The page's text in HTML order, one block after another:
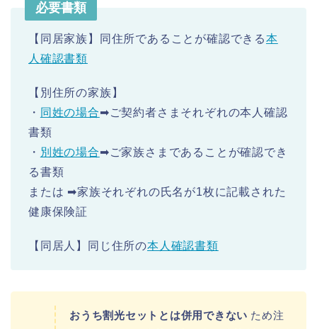
必要書類
【同居家族】同住所であることが確認できる本
人確認書類
【別住所の家族】
・ 同姓の場合➡ご契約者さまそれぞれの本人確認
書類
・ 別姓の場合➡ご家族さまであることが確認でき
る書類
または ➡家族それぞれの氏名が1枚に記載された
健康保険証
【同居人】同じ住所の本人確認書類
おうち割光セットとは併用できない ため注